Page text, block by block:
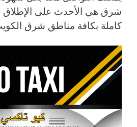
شرق هي الأحدث على الإطلاق و
كاملة بكافة مناطق شرق